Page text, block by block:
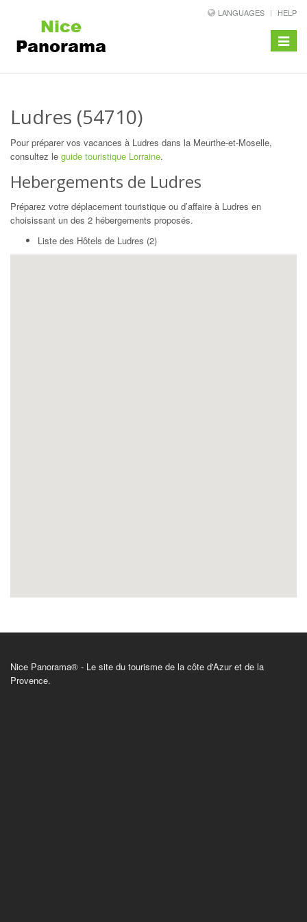
LANGUAGES HELP
Toggle
Ludres (54710)
Pour préparer vos vacances à Ludres dans la Meurthe-et-Moselle,
consultez le guide touristique Lorraine.
Hebergements de Ludres
Préparez votre déplacement touristique ou d’affaire à Ludres en
choisissant un des 2 hébergements proposés.
Liste des Hôtels de Ludres (2)
Nice Panorama® - Le site du tourisme de la côte d'Azur et de la
Provence.